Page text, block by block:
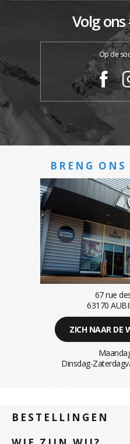
Volg
Op de
BRENG
67 rue
63170
ZICH NAAR DE
Dinsdag-
BESTELLINGEN